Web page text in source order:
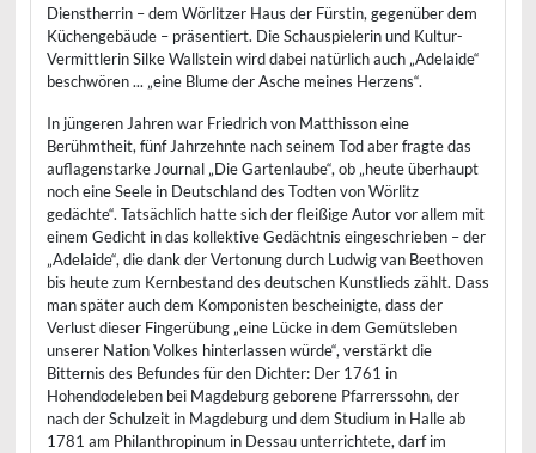
Dienstherrin – dem Wörlitzer Haus der Fürstin, gegenüber dem
Küchengebäude – präsentiert. Die Schauspielerin und Kultur-
Vermittlerin Silke Wallstein wird dabei natürlich auch „Adelaide“
beschwören ... „eine Blume der Asche meines Herzens“.
In jüngeren Jahren war Friedrich von Matthisson eine
Berühmtheit, fünf Jahrzehnte nach seinem Tod aber fragte das
auflagenstarke Journal „Die Gartenlaube“, ob „heute überhaupt
noch eine Seele in Deutschland des Todten von Wörlitz
gedächte“. Tatsächlich hatte sich der fleißige Autor vor allem mit
einem Gedicht in das kollektive Gedächtnis eingeschrieben – der
„Adelaide“, die dank der Vertonung durch Ludwig van Beethoven
bis heute zum Kernbestand des deutschen Kunstlieds zählt. Dass
man später auch dem Komponisten bescheinigte, dass der
Verlust dieser Fingerübung „eine Lücke in dem Gemütsleben
unserer Nation Volkes hinterlassen würde“, verstärkt die
Bitternis des Befundes für den Dichter: Der 1761 in
Hohendodeleben bei Magdeburg geborene Pfarrerssohn, der
nach der Schulzeit in Magdeburg und dem Studium in Halle ab
1781 am Philanthropinum in Dessau unterrichtete, darf im